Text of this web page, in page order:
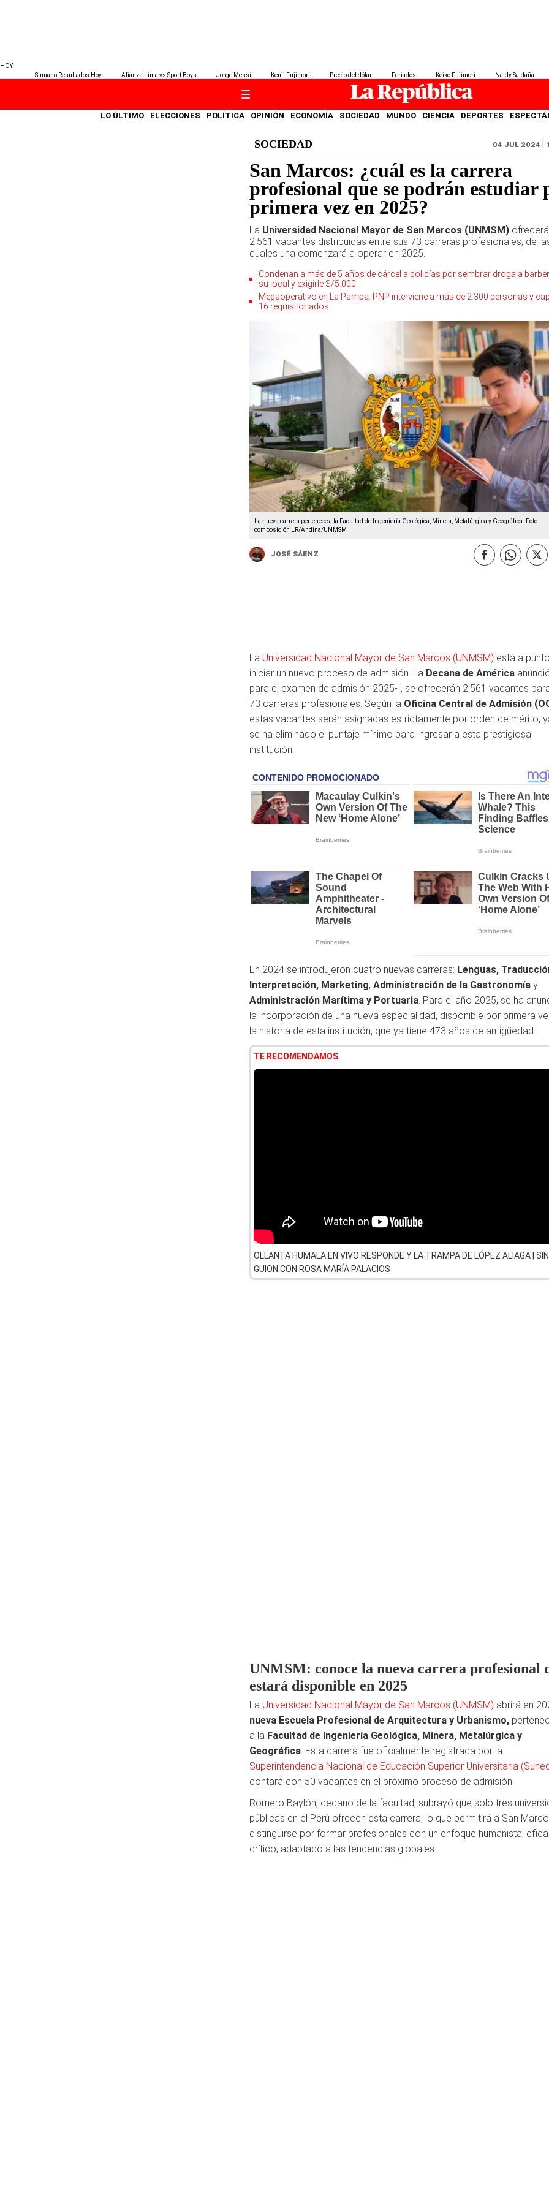
HOY
Sinuano Resultados Hoy
Alianza Lima vs Sport Boys Jorge Messi Kenji Fujimori Precio del dólar Feriados Keiko Fujimori Naldy Saldaña
LO ÚLTIMO ELECCIONES POLÍTICA OPINIÓN ECONOMÍA SOCIEDAD MUNDO CIENCIA DEPORTES
SOCIEDAD 04 JUL 2024 |
San Marcos: ¿cuál es la carrera
profesional que se podrán estudiar
primera vez en 2025?
La Universidad Nacional Mayor de San Marcos (UNMSM) ofrecerá
2.561 vacantes distribuidas entre sus 73 carreras profesionales, de
cuales una comenzará a operar en 2025.
Condenan a más de 5 años de cárcel a policías por sembrar droga a
su local y exigirle S/5.000
Megaoperativo en La Pampa: PNP interviene a más de 2.300 personas y
16 requisitoriados
La nueva carrera pertenece a la Facultad de Ingeniería Geológica, Minera, Metalúrgica y Geográfica. Foto:
composición LR/Andina/UNMSM
José Sáenz
La Universidad Nacional Mayor de San Marcos (UNMSM) está a
iniciar un nuevo proceso de admisión. La Decana de América
para el examen de admisión 2025-I, se ofrecerán 2.561 vacantes
73 carreras profesionales. Según la Oficina Central de Admisión
estas vacantes serán asignadas estrictamente por orden de mérito,
se ha eliminado el puntaje mínimo para ingresar a esta prestigiosa
institución.
En 2024 se introdujeron cuatro nuevas carreras: Lenguas,
Interpretación, Marketing, Administración de la Gastronomía y
Administración Marítima y Portuaria . Para el año 2025, se ha
la incorporación de una nueva especialidad, disponible por primera
la historia de esta institución, que ya tiene 473 años de antigüedad.
TE RECOMENDAMOS
OLLANTA HUMALA EN VIVO RESPONDE Y LA TRAMPA DE LÓPEZ ALIAGA | SIN
GUION CON ROSA MARÍA PALACIOS
UNMSM: conoce la nueva carrera profesional
estará disponible en 2025
La Universidad Nacional Mayor de San Marcos (UNMSM) abrirá en
nueva Escuela Profesional de Arquitectura y Urbanismo,
a la Facultad de Ingeniería Geológica, Minera, Metalúrgica y
Geográfica. Esta carrera fue oficialmente registrada por la
Superintendencia Nacional de Educación Superior Universitaria
contará con 50 vacantes en el próximo proceso de admisión.
Romero Baylón, decano de la facultad, subrayó que solo tres
públicas en el Perú ofrecen esta carrera, lo que permitirá a San
distinguirse por formar profesionales con un enfoque humanista,
crítico, adaptado a las tendencias globales.